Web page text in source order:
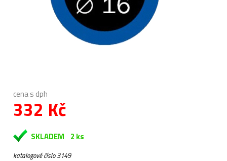
cena s dph
332 Kč
SKLADEM 2 ks
katalogové číslo 3149